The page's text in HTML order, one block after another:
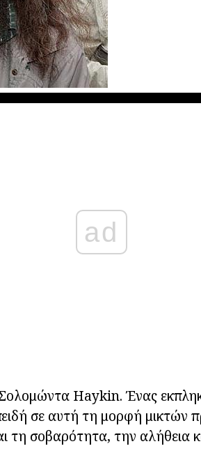
ad
Haykin. Ένας
σε αυτή τη μορφή μικτών
τη σοβαρότητα, την αλήθεια